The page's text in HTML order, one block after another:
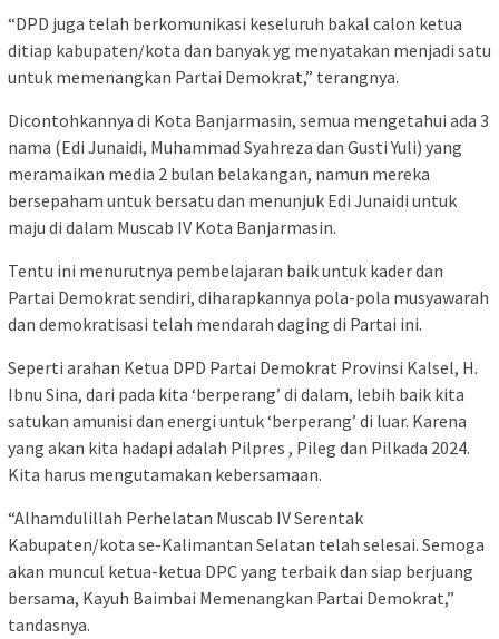
“DPD juga telah berkomunikasi keseluruh bakal calon ketua
ditiap kabupaten/kota dan banyak yg menyatakan menjadi satu
untuk memenangkan Partai Demokrat,” terangnya.
Dicontohkannya di Kota Banjarmasin, semua mengetahui ada 3
nama (Edi Junaidi, Muhammad Syahreza dan Gusti Yuli) yang
meramaikan media 2 bulan belakangan, namun mereka
bersepaham untuk bersatu dan menunjuk Edi Junaidi untuk
maju di dalam Muscab IV Kota Banjarmasin.
Tentu ini menurutnya pembelajaran baik untuk kader dan
Partai Demokrat sendiri, diharapkannya pola-pola musyawarah
dan demokratisasi telah mendarah daging di Partai ini.
Seperti arahan Ketua DPD Partai Demokrat Provinsi Kalsel, H.
Ibnu Sina, dari pada kita ‘berperang’ di dalam, lebih baik kita
satukan amunisi dan energi untuk ‘berperang’ di luar. Karena
yang akan kita hadapi adalah Pilpres , Pileg dan Pilkada 2024.
Kita harus mengutamakan kebersamaan.
“Alhamdulillah Perhelatan Muscab IV Serentak
Kabupaten/kota se-Kalimantan Selatan telah selesai. Semoga
akan muncul ketua-ketua DPC yang terbaik dan siap berjuang
bersama, Kayuh Baimbai Memenangkan Partai Demokrat,”
tandasnya.